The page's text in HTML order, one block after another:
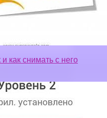
как снимать с него